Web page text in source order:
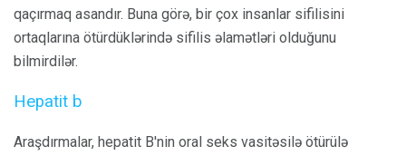
qaçırmaq asandır. Buna görə, bir çox insanlar sifilisini
ortaqlarına ötürdüklərində sifilis əlamətləri olduğunu
bilmirdilər.
Hepatit b
Araşdırmalar, hepatit B'nin oral seks vasitəsilə ötürülə